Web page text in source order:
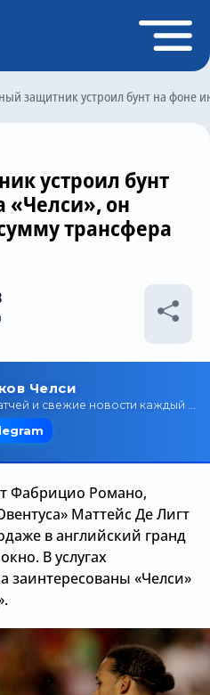
защитник устроил бунт на фоне
устроил бунт
«Челси», он
трансфера
Фабрицио Романо,
Маттейс Де Лигт
в английский гранд
В услугах
заинтересованы «Челси»